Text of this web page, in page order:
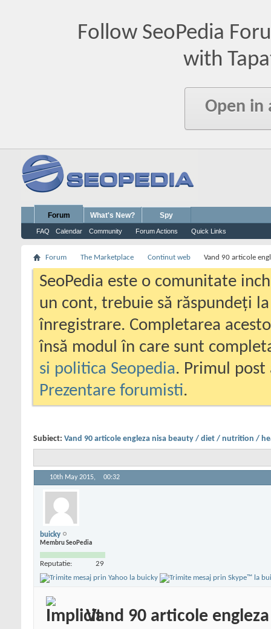
Follow SeoPedia
with
Open in
Forum
FAQ Calendar Community Forum Actions Quick Links
What's New? Spy
Forum The Marketplace Continut web Vand 90 articole
SeoPedia este o comunitate
un cont, trebuie să răspundeți
înregistrare. Completarea
însă modul în care sunt
si politica Seopedia. Primul
Prezentare forumisti.
Subiect: Vand 90 articole engleza nisa beauty / diet / nutrition /
10th May 2015, 00:32
buicky
Membru SeoPedia
Reputatie: 29
Vand 90 articole